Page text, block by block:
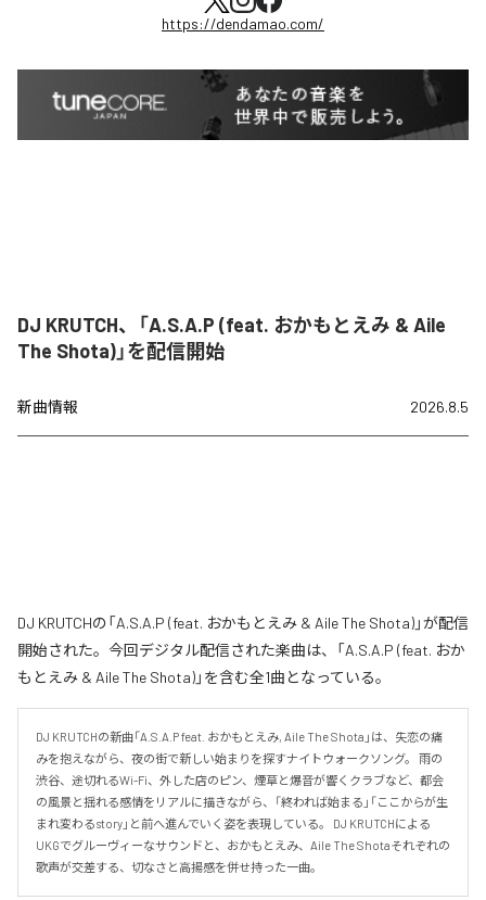
https://dendamao.com/
DJ KRUTCH、「A.S.A.P (feat. おかもとえみ & Aile
The Shota)」を配信開始
新曲情報 2026.8.5
DJ KRUTCHの「A.S.A.P (feat. おかもとえみ & Aile The Shota)」が配信
開始された。今回デジタル配信された楽曲は、「A.S.A.P (feat. おか
もとえみ & Aile The Shota)」を含む全1曲となっている。
DJ KRUTCHの新曲「A.S.A.P feat. おかもとえみ, Aile The Shota」は、失恋の痛
みを抱えながら、夜の街で新しい始まりを探すナイトウォークソング。 雨の
渋谷、途切れるWi-Fi、外した店のピン、煙草と爆音が響くクラブなど、都会
の風景と揺れる感情をリアルに描きながら、「終われば始まる」「ここからが生
まれ変わるstory」と前へ進んでいく姿を表現している。 DJ KRUTCHによる
UKGでグルーヴィーなサウンドと、おかもとえみ、Aile The Shotaそれぞれの
歌声が交差する、切なさと高揚感を併せ持った一曲。